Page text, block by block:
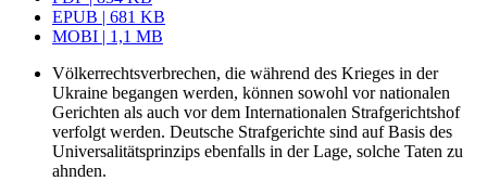
EPUB | 681 KB
MOBI | 1,1 MB
Völkerrechtsverbrechen, die während des Krieges in der
Ukraine begangen werden, können sowohl vor nationalen
Gerichten als auch vor dem Internationalen Strafgerichtshof
verfolgt werden. Deutsche Straf­gerichte sind auf Basis des
Universalitätsprinzips ebenfalls in der Lage, solche Taten zu
ahnden.